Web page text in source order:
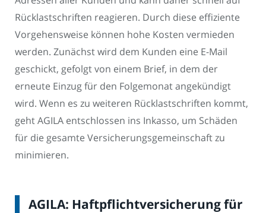
Rücklastschriften reagieren. Durch diese effiziente
Vorgehensweise können hohe Kosten vermieden
werden. Zunächst wird dem Kunden eine E-Mail
geschickt, gefolgt von einem Brief, in dem der
erneute Einzug für den Folgemonat angekündigt
wird. Wenn es zu weiteren Rücklastschriften kommt,
geht AGILA entschlossen ins Inkasso, um Schäden
für die gesamte Versicherungsgemeinschaft zu
minimieren.
AGILA: Haftpflichtversicherung für